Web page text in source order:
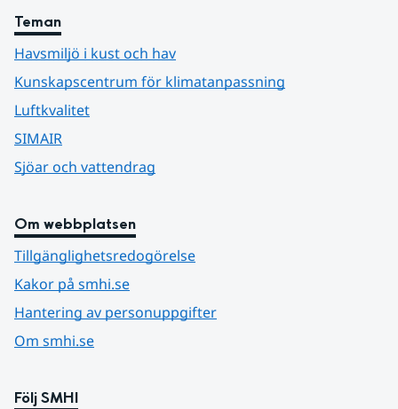
Teman
Havsmiljö i kust och hav
Kunskapscentrum för klimatanpassning
Luftkvalitet
SIMAIR
Sjöar och vattendrag
Om webbplatsen
Tillgänglighetsredogörelse
Kakor på smhi.se
Hantering av personuppgifter
Om smhi.se
Följ SMHI